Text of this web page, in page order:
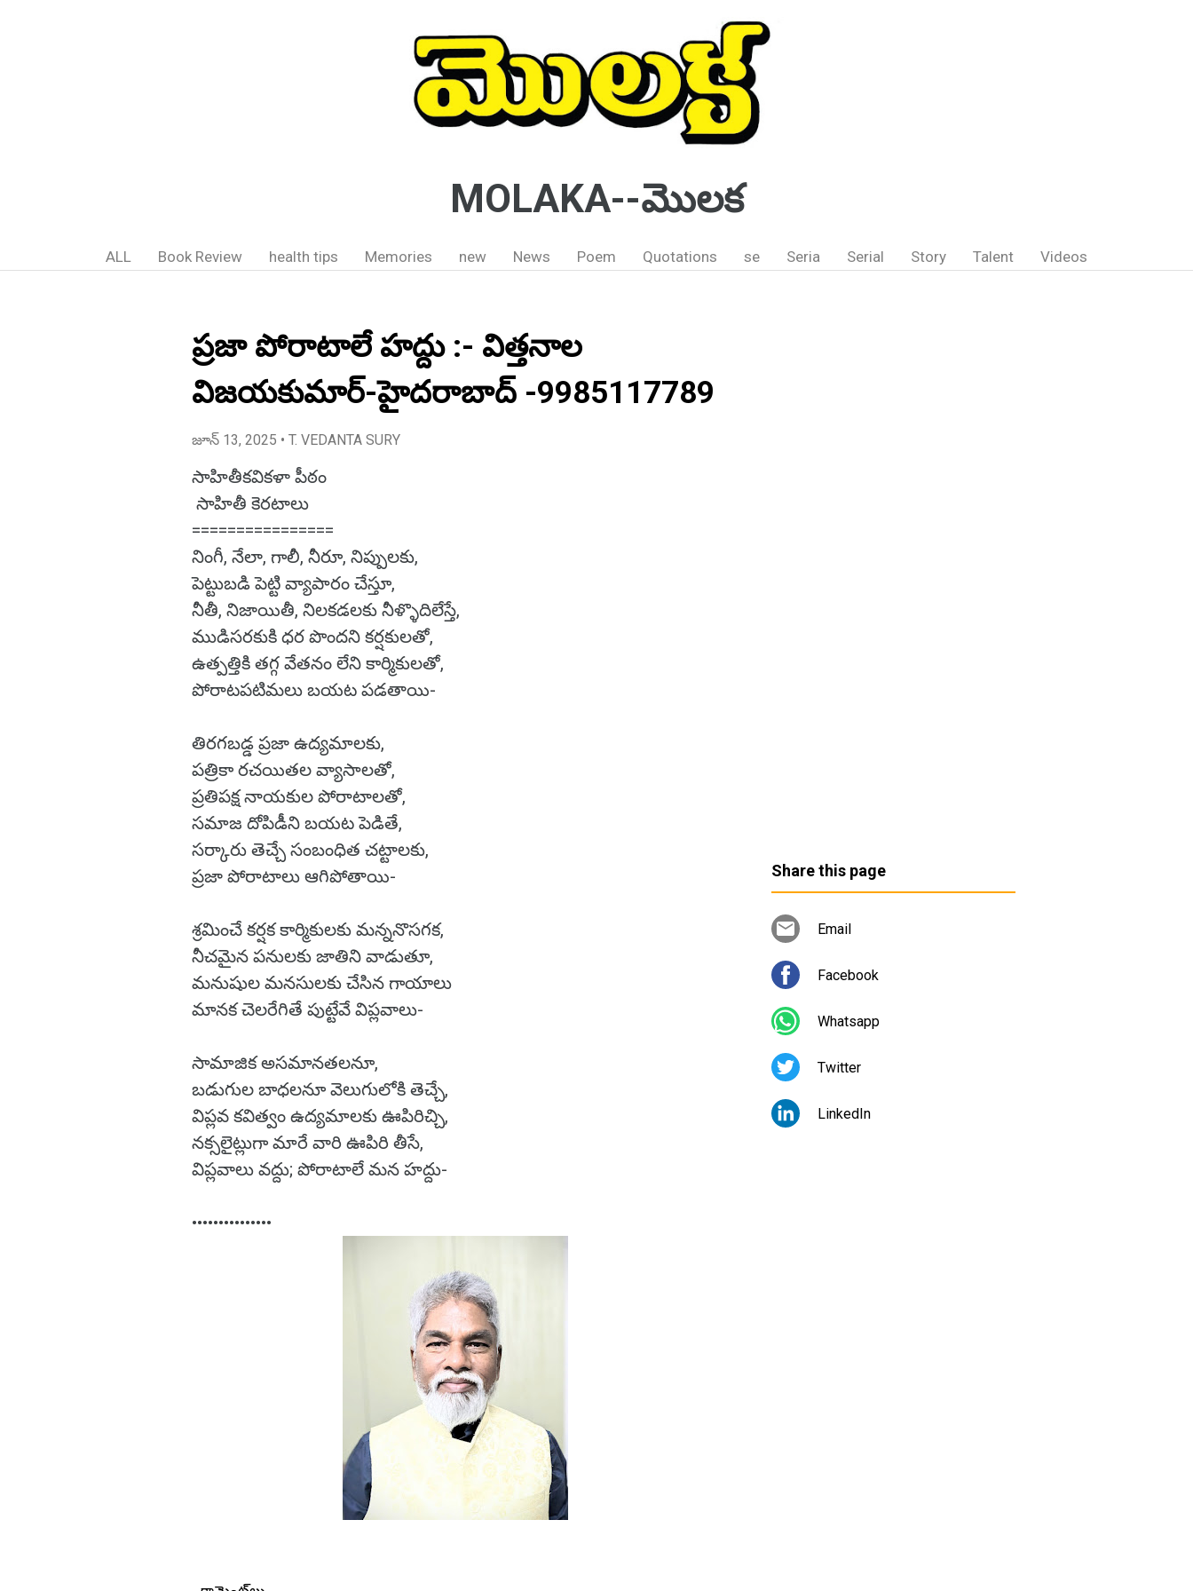
MOLAKA--మొలక
ALL Book Review health tips Memories new News Poem Quotations se Seria Serial Story Talent Videos
ప్రజా పోరాటాలే హద్దు :- విత్తనాల
విజయకుమార్-హైదరాబాద్ -9985117789
జూన్ 13, 2025 • T. VEDANTA SURY
సాహితీకవికళా పీఠం
సాహితీ కెరటాలు
================
నింగీ, నేలా, గాలీ, నీరూ, నిప్పులకు,
పెట్టుబడి పెట్టి వ్యాపారం చేస్తూ,
నీతీ, నిజాయితీ, నిలకడలకు నీళ్ళొదిలేస్తే,
ముడిసరకుకి ధర పొందని కర్షకులతో,
ఉత్పత్తికి తగ్గ వేతనం లేని కార్మికులతో,
పోరాటపటిమలు బయట పడతాయి-
తిరగబడ్డ ప్రజా ఉద్యమాలకు,
పత్రికా రచయితల వ్యాసాలతో,
ప్రతిపక్ష నాయకుల పోరాటాలతో,
సమాజ దోపిడీని బయట పెడితే,
సర్కారు తెచ్చే సంబంధిత చట్టాలకు,
ప్రజా పోరాటాలు ఆగిపోతాయి-
శ్రమించే కర్షక కార్మికులకు మన్ననొసగక,
నీచమైన పనులకు జాతిని వాడుతూ,
మనుషుల మనసులకు చేసిన గాయాలు
మానక చెలరేగితే పుట్టేవే విప్లవాలు-
సామాజిక అసమానతలనూ,
బడుగుల బాధలనూ వెలుగులోకి తెచ్చే,
విప్లవ కవిత్వం ఉద్యమాలకు ఊపిరిచ్చి,
నక్సలైట్లుగా మారే వారి ఊపిరి తీసే,
విప్లవాలు వద్దు; పోరాటాలే మన హద్దు-
•••••••••••••••
Share this page
Email
Facebook
Whatsapp
Twitter
LinkedIn